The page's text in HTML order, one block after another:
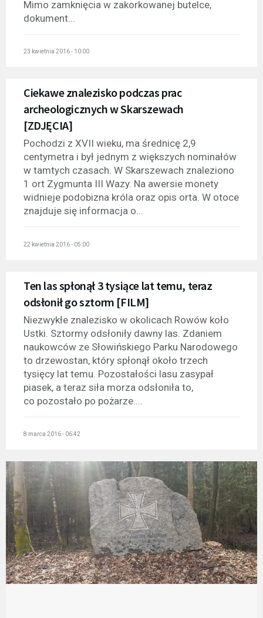
Mimo zamknięcia w zakorkowanej butelce,
dokument...
23 kwietnia 2016 - 10:00
Ciekawe znalezisko podczas prac
archeologicznych w Skarszewach
[ZDJĘCIA]
Pochodzi z XVII wieku, ma średnicę 2,9
centymetra i był jednym z większych nominałów
w tamtych czasach. W Skarszewach znaleziono
1 ort Zygmunta III Wazy. Na awersie monety
widnieje podobizna króla oraz opis orta. W otoce
znajduje się informacja o...
22 kwietnia 2016 - 05:00
Ten las spłonął 3 tysiące lat temu, teraz
odsłonił go sztorm [FILM]
Niezwykłe znalezisko w okolicach Rowów koło
Ustki. Sztormy odsłoniły dawny las. Zdaniem
naukowców ze Słowińskiego Parku Narodowego
to drzewostan, który spłonął około trzech
tysięcy lat temu. Pozostałości lasu zasypał
piasek, a teraz siła morza odsłoniła to,
co pozostało po pożarze....
8 marca 2016 - 06:42